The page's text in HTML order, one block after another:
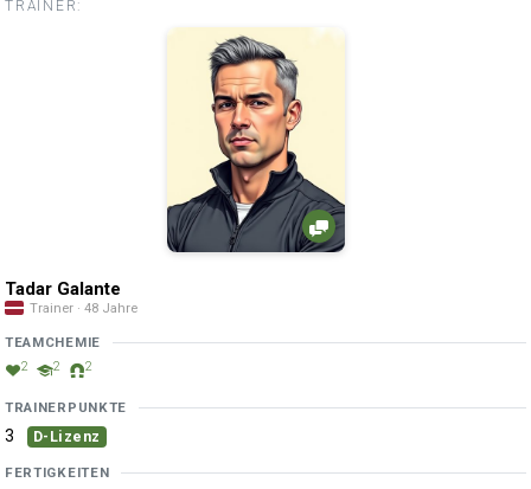
TRAINER:
Tadar Galante
Trainer · 48 Jahre
TEAMCHEMIE
2 2 2
TRAINERPUNKTE
3 D-Lizenz
FERTIGKEITEN